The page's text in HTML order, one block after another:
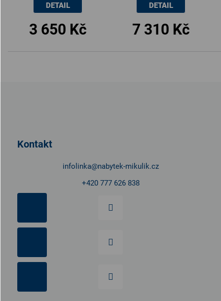
3 650 Kč
DETAIL
7 310 Kč
DETAIL
Kontakt
infolinka@nabytek-mikulik.cz
+420 777 626 838